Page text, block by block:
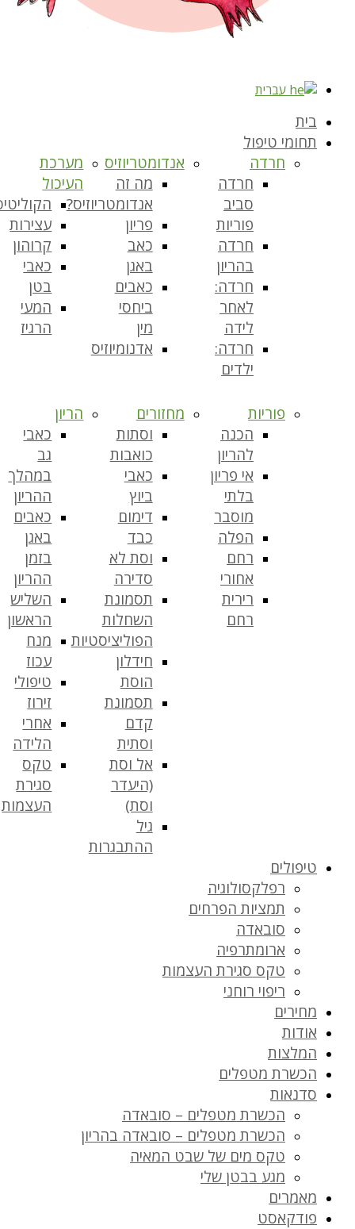
עברית
בית
תחומי טיפול
חרדה
חרדה
סביב
פוריות
חרדה
בהריון
חרדה:
לאחר
לידה
חרדה:
ילדים
אנדומטריוזיס
מה זה
אנדומטריוזיס?
פריון
כאב
באגן
כאבים
ביחסי
מין
אדנומיוזיס
מערכת
העיכול
עצירות
קרוהון
כאבי
בטן
המעי
הרגיז
פוריות
הכנה
להריון
אי פריון
בלתי
מוסבר
הפלה
רחם
אחורי
רירית
רחם
מחזורים
וסתות
כואבות
כאבי
ביוץ
דימום
כבד
וסת לא
סדירה
תסמונת
השחלות
הפוליציסטיות
חידלון
הוסת
תסמונת
קדם
וסתית
אל וסת
(היעדר
וסת)
גיל
ההתבגרות
הריון
כאבי
גב
במהלך
ההריון
כאבים
באגן
בזמן
ההריון
השליש
הראשון
מנח
עכוז
טיפולי
זירוז
אחרי
הלידה
טקס
סגירת
העצמות
טיפולים
רפלקסולוגיה
תמציות הפרחים
סובאדה
ארומתרפיה
טקס סגירת העצמות
ריפוי רוחני
מחירים
אודות
המלצות
הכשרת מטפלים
סדנאות
הכשרת מטפלים – סובאדה
הכשרת מטפלים – סובאדה בהריון
טקס מים של שבט המאיה
מגע בבטן שלי
מאמרים
פודקאסט